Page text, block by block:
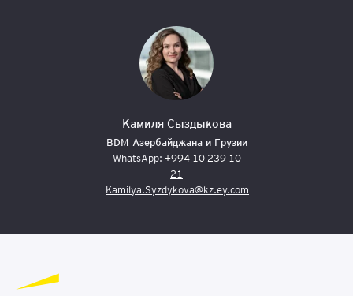
Камиля Сыздыкова
BDM Азербайджана и Грузии
WhatsApp: +994 10 239 10
21
Kamilya.Syzdykova@kz.ey.com